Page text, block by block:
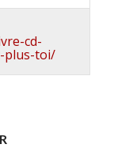
cd-
plus-toi/